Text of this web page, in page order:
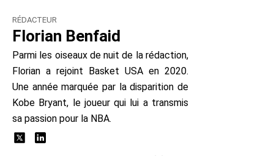
RÉDACTEUR
Florian Benfaid
Parmi les oiseaux de nuit de la rédaction,
Florian a rejoint Basket USA en 2020.
Une année marquée par la disparition de
Kobe Bryant, le joueur qui lui a transmis
sa passion pour la NBA.